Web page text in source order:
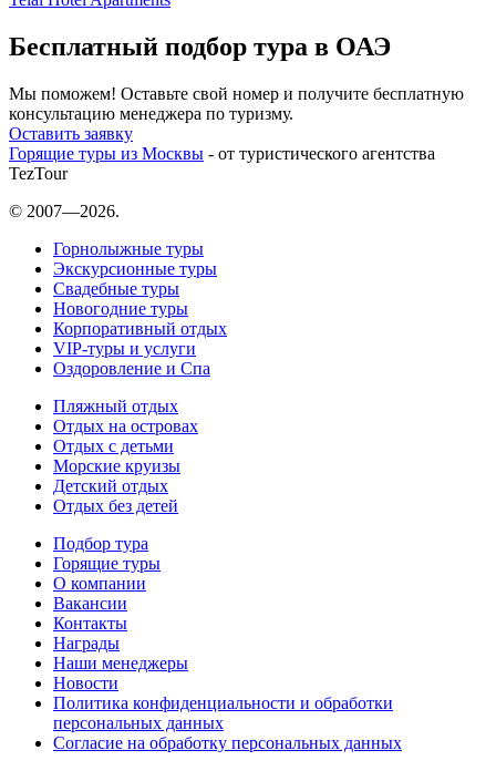
Бесплатный подбор тура в ОАЭ
Мы поможем! Оставьте свой номер и получите бесплатную
консультацию менеджера по туризму.
Оставить заявку
Горящие туры из Москвы - от туристического агентства
TezTour
© 2007—2026.
Горнолыжные туры
Экскурсионные туры
Свадебные туры
Новогодние туры
Корпоративный отдых
VIP-туры и услуги
Оздоровление и Спа
Пляжный отдых
Отдых на островах
Отдых с детьми
Морские круизы
Детский отдых
Отдых без детей
Подбор тура
Горящие туры
О компании
Вакансии
Контакты
Награды
Наши менеджеры
Новости
Политика конфиденциальности и обработки
персональных данных
Согласие на обработку персональных данных